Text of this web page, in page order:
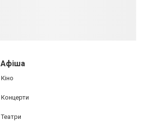
Афіша
Кіно
Концерти
Театри